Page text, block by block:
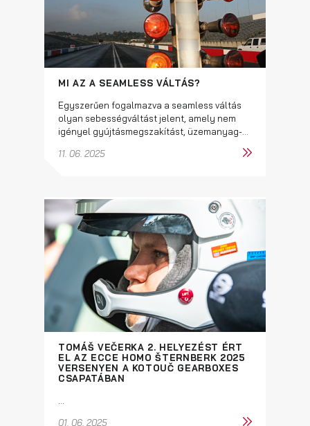
MI AZ A SEAMLESS VÁLTÁS?
Egyszerűen fogalmazva a seamless váltás
olyan sebességváltást jelent, amely nem
igényel gyújtásmegszakítást, üzemanyag-...
11. 06. 2025
TOMÁŠ VEČERKA 2. HELYEZÉST ÉRT
EL AZ ECCE HOMO ŠTERNBERK 2025
VERSENYEN A KOTOUČ GEARBOXES
CSAPATÁBAN
01. 06. 2025